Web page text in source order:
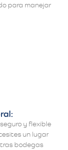
para manejar
y flexible
un lugar
bodegas